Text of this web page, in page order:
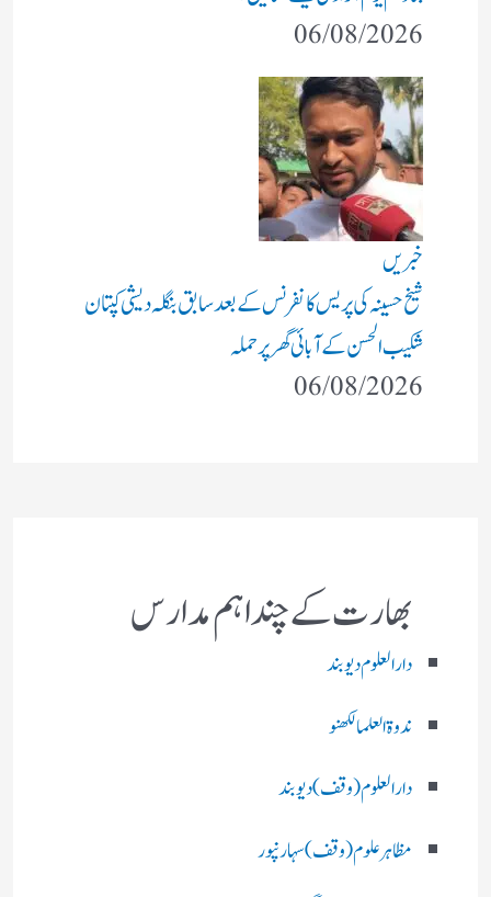
06/08/2026
خبریں
شیخ حسینہ کی پریس کانفرنس کے بعد سابق بنگلہ دیشی کپتان
شکیب الحسن کے آبائی گھر پر حملہ
06/08/2026
بھارت کے چند اہم مدارس
دارالعلوم دیوبند
ندوۃالعلما لکھنو
دارالعلوم (وقف)دیوبند
مظاہرعلوم (وقف)سہارنپور